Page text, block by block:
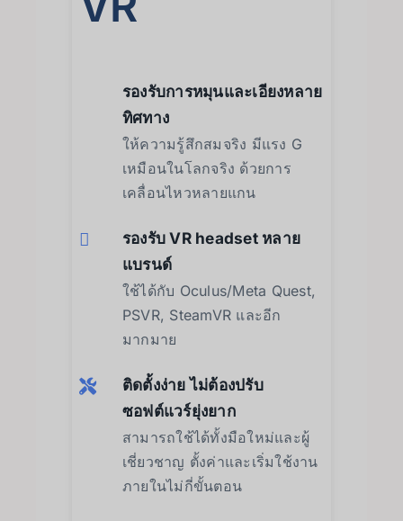
รองรับการหมุนและเอียงหลาย
ทิศทาง
ให้ความรู้สึกสมจริง มีแรง G
เหมือนในโลกจริง ด้วยการ
เคลื่อนไหวหลายแกน
รองรับ VR headset หลาย
แบรนด์
ใช้ได้กับ Oculus/Meta Quest,
PSVR, SteamVR และอีก
มากมาย
ติดตั้งง่าย ไม่ต้องปรับ
ซอฟต์แวร์ยุ่งยาก
สามารถใช้ได้ทั้งมือใหม่และผู้
เชี่ยวชาญ ตั้งค่าและเริ่มใช้งาน
ภายในไม่กี่ขั้นตอน